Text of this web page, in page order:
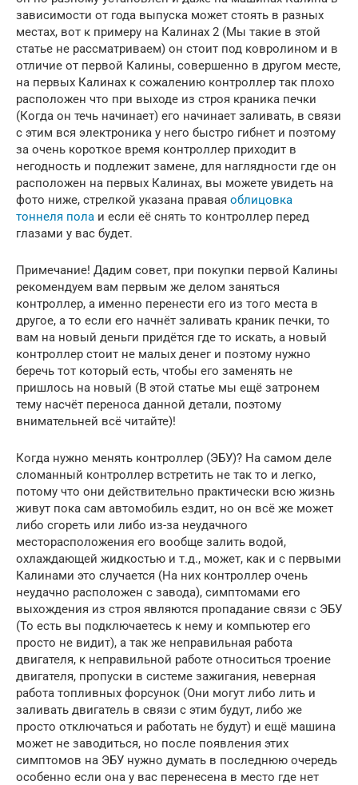
зависимости от года выпуска может стоять в разных
местах, вот к примеру на Калинах 2 (Мы такие в этой
статье не рассматриваем) он стоит под ковролином и в
отличие от первой Калины, совершенно в другом месте,
на первых Калинах к сожалению контроллер так плохо
расположен что при выходе из строя краника печки
(Когда он течь начинает) его начинает заливать, в связи
с этим вся электроника у него быстро гибнет и поэтому
за очень короткое время контроллер приходит в
негодность и подлежит замене, для наглядности где он
расположен на первых Калинах, вы можете увидеть на
фото ниже, стрелкой указана правая облицовка
тоннеля пола и если её снять то контроллер перед
глазами у вас будет.
Примечание! Дадим совет, при покупки первой Калины
рекомендуем вам первым же делом заняться
контроллер, а именно перенести его из того места в
другое, а то если его начнёт заливать краник печки, то
вам на новый деньги придётся где то искать, а новый
контроллер стоит не малых денег и поэтому нужно
беречь тот который есть, чтобы его заменять не
пришлось на новый (В этой статье мы ещё затронем
тему насчёт переноса данной детали, поэтому
внимательней всё читайте)!
Когда нужно менять контроллер (ЭБУ)? На самом деле
сломанный контроллер встретить не так то и легко,
потому что они действительно практически всю жизнь
живут пока сам автомобиль ездит, но он всё же может
либо сгореть или либо из-за неудачного
месторасположения его вообще залить водой,
охлаждающей жидкостью и т.д., может, как и с первыми
Калинами это случается (На них контроллер очень
неудачно расположен с завода), симптомами его
выхождения из строя являются пропадание связи с ЭБУ
(То есть вы подключаетесь к нему и компьютер его
просто не видит), а так же неправильная работа
двигателя, к неправильной работе относиться троение
двигателя, пропуски в системе зажигания, неверная
работа топливных форсунок (Они могут либо лить и
заливать двигатель в связи с этим будут, либо же
просто отключаться и работать не будут) и ещё машина
может не заводиться, но после появления этих
симптомов на ЭБУ нужно думать в последнюю очередь
особенно если она у вас перенесена в место где нет